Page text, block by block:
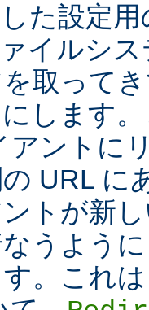
した設定
イルシ
取って
します
アントに
URL に
トが新
うよう
。これは